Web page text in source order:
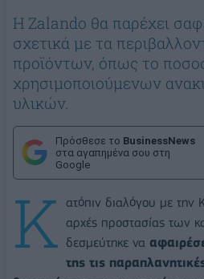
Η Zalando θα παρέχει
σχετικά με τα
προϊόντων, όπως το
χρησιμοποιούμενων
υλικών.
Πρόσθεσε το BusinessNews
στα αγαπημένα σου στη
Google
Κ ατόπιν διαλόγου με την
αρχές προστασίας των
δεσμεύτηκε να
της τις